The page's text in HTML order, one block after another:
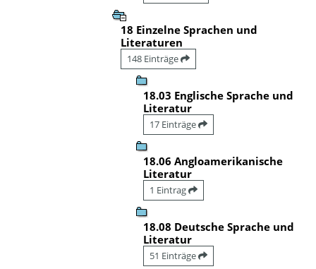
18 Einzelne Sprachen und
Literaturen
148 Einträge
18.03 Englische Sprache und
Literatur
17 Einträge
18.06 Angloamerikanische
Literatur
1 Eintrag
18.08 Deutsche Sprache und
Literatur
51 Einträge